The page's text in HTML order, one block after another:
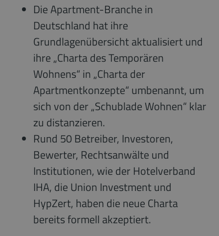
Die Apartment-Branche in
Deutschland hat ihre
Grundlagenübersicht aktualisiert und
ihre „Charta des Temporären
Wohnens“ in „Charta der
Apartmentkonzepte“ umbenannt, um
sich von der „Schublade Wohnen“ klar
zu distanzieren.
Rund 50 Betreiber, Investoren,
Bewerter, Rechtsanwälte und
Institutionen, wie der Hotelverband
IHA, die Union Investment und
HypZert, haben die neue Charta
bereits formell akzeptiert.